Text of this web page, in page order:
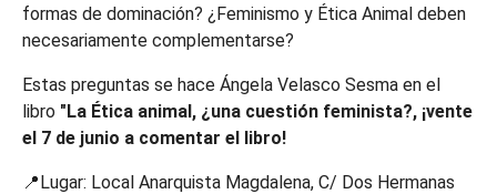
formas de dominación? ¿Feminismo y Ética Animal deben
necesariamente complementarse?
Estas preguntas se hace Ángela Velasco Sesma en el
libro "La Ética animal, ¿una cuestión feminista?, ¡vente
el 7 de junio a comentar el libro!
📍Lugar: Local Anarquista Magdalena, C/ Dos Hermanas